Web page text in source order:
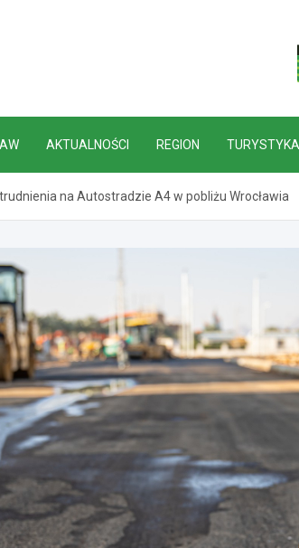
AKTUALNOŚCI REGION TURYSTYKA
na Autostradzie A4 w pobliżu Wrocławia